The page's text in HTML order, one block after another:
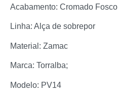
Acabamento: Cromado Fosco
Linha: Alça de sobrepor
Material: Zamac
Marca: Torralba;
Modelo: PV14